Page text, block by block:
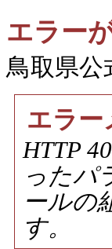
エラー
鳥取県
エラー
HTTP
ったパ
ールの
す。